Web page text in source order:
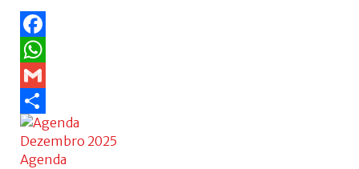
Facebook
WhatsApp
Gmail
Share
Agenda